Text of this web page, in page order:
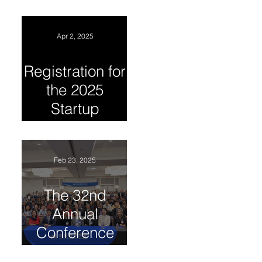
GLOBAL
INNOVATION
Registration for
the 2025
Startup
Competition
has begun
Apr 2, 2025
The 32nd
Annual
Conference
and Global
Feb 23, 2025